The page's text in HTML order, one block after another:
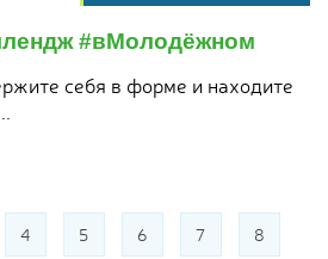
#вМолодёжном
себя в форме и находите
4 5 6 7 8